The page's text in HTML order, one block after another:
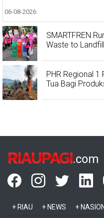
06-08-2026
SMARTFREN
Waste to
PHR Regional 1
Tua Bagi
RIAUPAGI.com
+ RIAU + NEWS +